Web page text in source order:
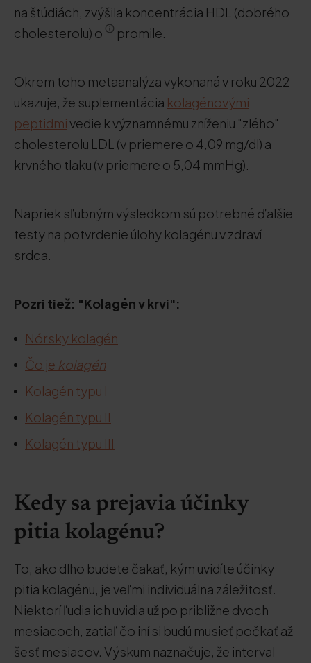
na štúdiách, zvýšila koncentrácia HDL (dobrého
cholesterolu) o
promile.
Okrem toho metaanalýza vykonaná v roku 2022
ukazuje, že suplementácia kolagénovými
peptidmivedie k významnému zníženiu "zlého"
cholesterolu LDL (v priemere o 4,09 mg/dl) a
krvného tlaku (v priemere o 5,04 mmHg).
Napriek sľubným výsledkom sú potrebné ďalšie
testy na potvrdenie úlohy kolagénu v zdraví
srdca.
Pozri tiež: "Kolagén v krvi":
Nórsky kolagén
Čo je kolagén
Kolagén typu I
Kolagén typu II
Kolagén typu III
Kedy sa prejavia účinky
pitia kolagénu?
To, ako dlho budete čakať, kým uvidíte účinky
pitia kolagénu, je veľmi individuálna záležitosť.
Niektorí ľudia ich uvidia už po približne dvoch
mesiacoch, zatiaľ čo iní si budú musieť počkať až
šesť mesiacov. Výskum naznačuje, že interval